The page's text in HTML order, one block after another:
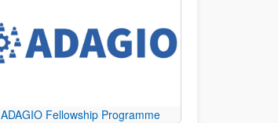
ADAGIO Fellowship Programme